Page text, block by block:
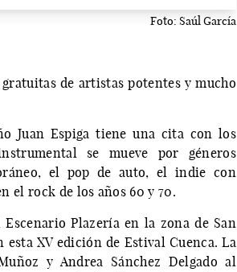
Foto: Saúl García
de artistas potentes y mucho
Juan Espiga tiene una cita con los
se mueve por géneros
el pop de auto, el indie con
el rock de los años 60 y 70.
Plazería en la zona de San
XV edición de Estival Cuenca. La
y Andrea Sánchez Delgado al